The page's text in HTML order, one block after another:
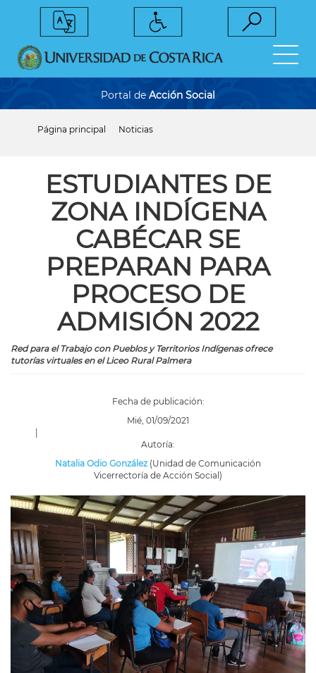
Portal de Acción Social
ayuda
navegación
Página principal Noticias
ESTUDIANTES DE
ZONA INDÍGENA
CABÉCAR SE
PREPARAN PARA
PROCESO DE
ADMISIÓN 2022
Red para el Trabajo con Pueblos y Territorios Indígenas ofrece
tutorías virtuales en el Liceo Rural Palmera
Fecha de publicación:
Mié, 01/09/2021
|
Autoría:
Natalia Odio González (Unidad de Comunicación
Vicerrectoría de Acción Social)